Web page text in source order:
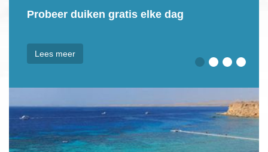
Leer uw kinderen duiken 8+
Lees meer